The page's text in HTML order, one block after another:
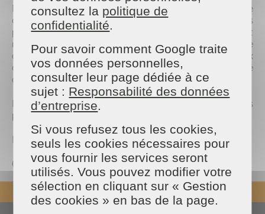
Nous sommes enthousiastes à l'idée de cette
collaboration avec le club EPF. Ensemble, nous
pouvons réaliser des choses exceptionnelles, et
nous sommes impatients de voir les fruits de cette
alliance bénéficier non seulement à nos deux
organisations, mais également à la communauté
dans son ensemble.
Restez à l'écoute pour plus d'annonces
passionnantes et d'événements excitants !
L'équipe Maison & Services Le Plessis
09 73 89 61 70
REVENIR EN HAUT
consultez la politique de
confidentialité.
Pour savoir comment Google traite
vos données personnelles,
consulter leur page dédiée à ce
sujet : Responsabilité des données
d’entreprise.
Si vous refusez tous les cookies,
seuls les cookies nécessaires pour
vous fournir les services seront
utilisés. Vous pouvez modifier votre
sélection en cliquant sur « Gestion
des cookies » en bas de la page.